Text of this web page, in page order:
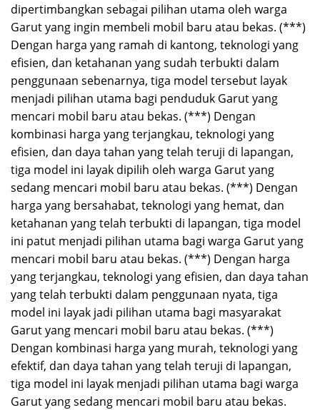
dipertimbangkan sebagai pilihan utama oleh warga
Garut yang ingin membeli mobil baru atau bekas. (***)
Dengan harga yang ramah di kantong, teknologi yang
efisien, dan ketahanan yang sudah terbukti dalam
penggunaan sebenarnya, tiga model tersebut layak
menjadi pilihan utama bagi penduduk Garut yang
mencari mobil baru atau bekas. (***) Dengan
kombinasi harga yang terjangkau, teknologi yang
efisien, dan daya tahan yang telah teruji di lapangan,
tiga model ini layak dipilih oleh warga Garut yang
sedang mencari mobil baru atau bekas. (***) Dengan
harga yang bersahabat, teknologi yang hemat, dan
ketahanan yang telah terbukti di lapangan, tiga model
ini patut menjadi pilihan utama bagi warga Garut yang
mencari mobil baru atau bekas. (***) Dengan harga
yang terjangkau, teknologi yang efisien, dan daya tahan
yang telah terbukti dalam penggunaan nyata, tiga
model ini layak jadi pilihan utama bagi masyarakat
Garut yang mencari mobil baru atau bekas. (***)
Dengan kombinasi harga yang murah, teknologi yang
efektif, dan daya tahan yang telah teruji di lapangan,
tiga model ini layak menjadi pilihan utama bagi warga
Garut yang sedang mencari mobil baru atau bekas.